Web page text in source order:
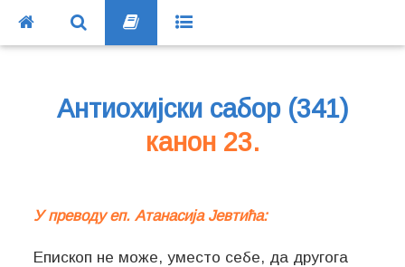
Антиохијски сабор (341)
канон 23.
У преводу еп. Атанасија Јевтића:
Епископ не може, уместо себе, да другога